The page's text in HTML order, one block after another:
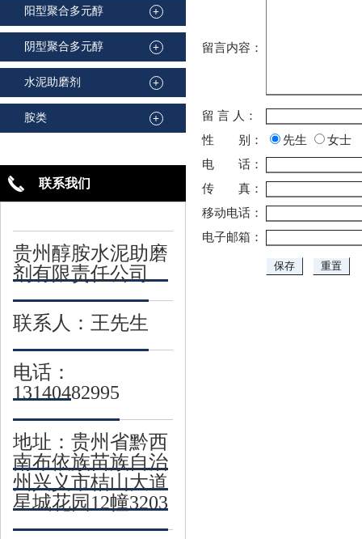
阳型聚合多元醇 +
阴型聚合多元醇 +
水泥助磨剂 +
胺类 +
联系我们
贵州醇胺水泥助磨
剂有限责任公司
联系人：王先生
电话：
13140482995
地址：贵州省黔西
南布依族苗族自治
州兴义市桔山大道
星城花园12幢3203
留言内容：
留 言 人：
性 别：
先生
女士
电 话：
传 真：
移动电话：
电子邮箱：